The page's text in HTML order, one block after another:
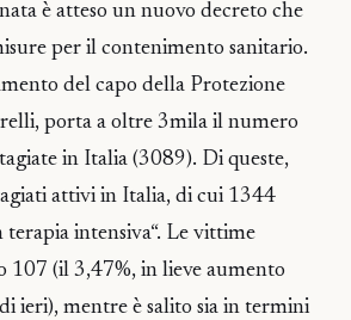
è atteso un nuovo decreto che
per il contenimento sanitario.
del capo della Protezione
porta a oltre 3mila il numero
in Italia (3089). Di queste,
attivi in Italia, di cui 1344
intensiva“. Le vittime
107 (il 3,47%, in lieve aumento
ieri), mentre è salito sia in termini